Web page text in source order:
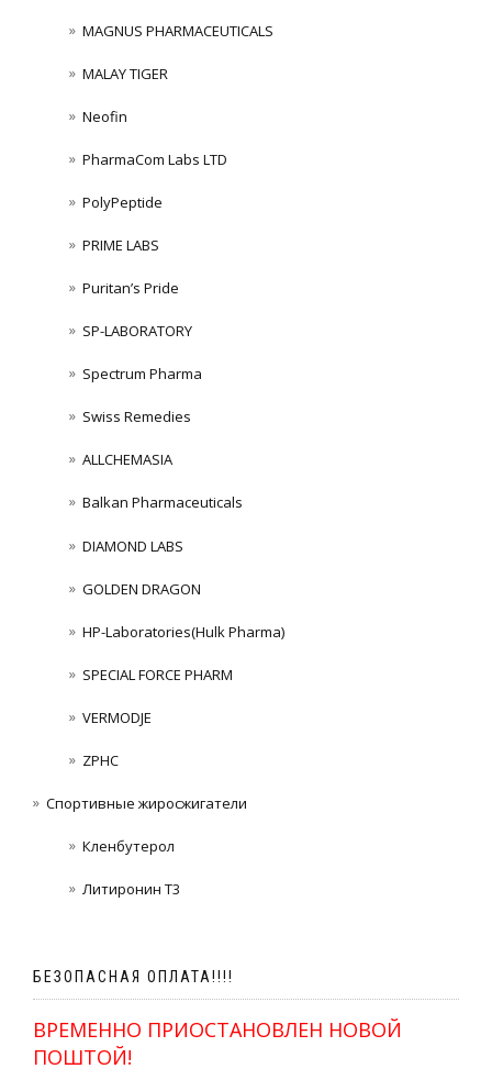
MAGNUS PHARMACEUTICALS
MALAY TIGER
Neofin
PharmaCom Labs LTD
PolyPeptide
PRIME LABS
Puritan’s Pride
SP-LABORATORY
Spectrum Pharma
Swiss Remedies
ALLCHEMASIA
Balkan Pharmaceuticals
DIAMOND LABS
GOLDEN DRAGON
HP-Laboratories(Hulk Pharma)
SPECIAL FORCE PHARM
VERMODJE
ZPHC
Спортивные жиросжигатели
Кленбутерол
Литиронин Т3
БЕЗОПАСНАЯ ОПЛАТА!!!!
ВРЕМЕННО ПРИОСТАНОВЛЕН НОВОЙ
ПОШТОЙ!